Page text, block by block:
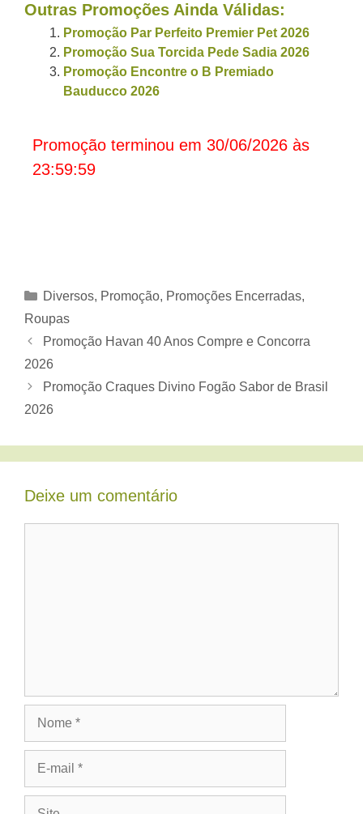
Outras Promoções Ainda Válidas:
Promoção Par Perfeito Premier Pet 2026
Promoção Sua Torcida Pede Sadia 2026
Promoção Encontre o B Premiado
Bauducco 2026
Promoção terminou em 30/06/2026 às
23:59:59
Categorias
Diversos, Promoção, Promoções Encerradas,
Roupas
Promoção Havan 40 Anos Compre e Concorra
2026
Promoção Craques Divino Fogão Sabor de Brasil
2026
Deixe um comentário